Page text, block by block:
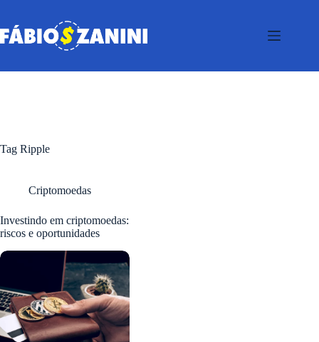
o
conteúdo
Tag Ripple
Criptomoedas
Investindo em criptomoedas:
riscos e oportunidades